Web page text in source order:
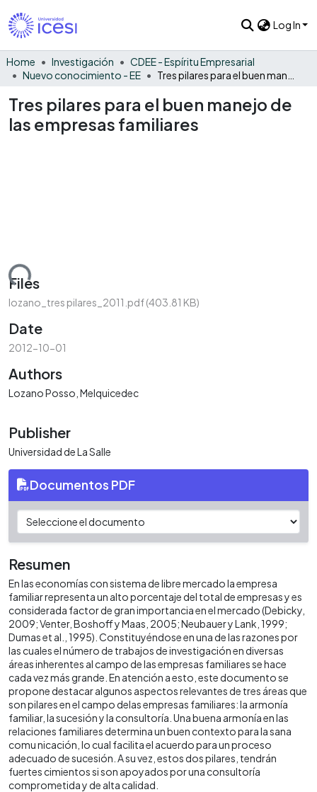
Log In
Home Investigación
CDEE - Espíritu Empresarial
Nuevo conocimiento - EE
Tres pilares para el buen manejo de
las empresas familiares
Files
lozano_tres pilares_2011.pdf(403.81 KB)
Date
2012-10-01
Authors
Lozano Posso, Melquicedec
Publisher
Universidad de La Salle
Documentos PDF
Resumen
En las economías con sistema de libre mercado la empresa
familiar representa un alto porcentaje del total de empresas y es
considerada factor de gran importancia en el mercado (Debicky,
2009; Venter, Boshoff y Maas, 2005; Neubauer y Lank, 1999;
Dumas et al., 1995). Constituyéndose en una de las razones por
las cuales el número de trabajos de investigación en diversas
áreas inherentes al campo de las empresas familiares se hace
cada vez más grande. En atención a esto, este documento se
propone destacar algunos aspectos relevantes de tres áreas que
son pilares en el campo delas empresas familiares: la armonía
familiar, la sucesión y la consultoría. Una buena armonía en las
relaciones familiares determina un buen contexto para la sana
comu nicación, lo cual facilita el acuerdo para un proceso
adecuado de sucesión. A su vez, estos dos pilares, tendrán
fuertes cimientos si son apoyados por una consultoría
comprometida y de alta calidad.